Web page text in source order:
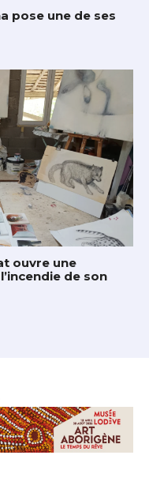
pose une de ses
ouvre une
de son